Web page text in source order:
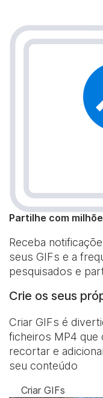
Partilhe com
Receba
seus GIFs e a
pesquisados e
Crie os seus
Criar GIFs é
ficheiros MP4 que
recortar e
seu conteúdo
Criar GIFs